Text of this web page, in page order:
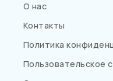
О нас
Контакты
Политика
Пользовательское